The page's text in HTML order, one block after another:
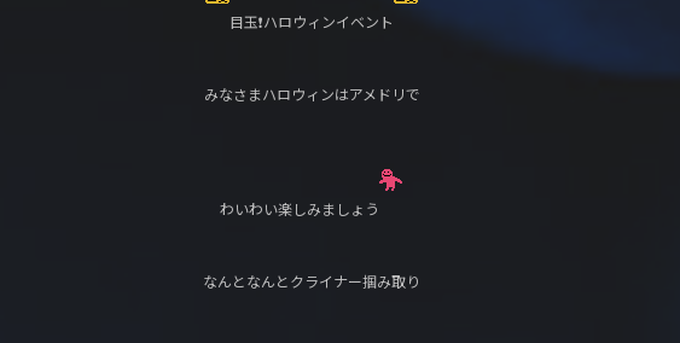
目玉❗️ハロウィンイベント
みなさまハロウィンはアメドリで
わいわい楽しみましょう
なんとなんとクライナー掴み取り